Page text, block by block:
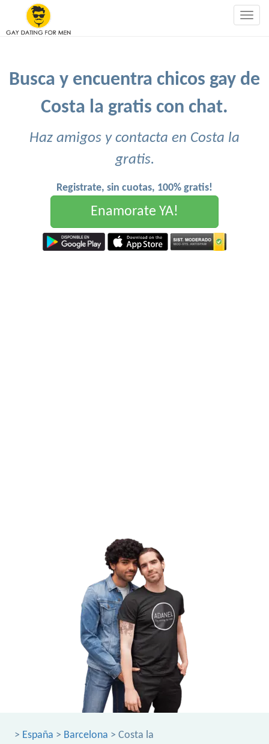
Busca y encuentra chicos gay de
Costa la gratis con chat.
Haz amigos y contacta en Costa la
gratis.
Registrate, sin cuotas, 100% gratis!
Enamorate YA!
> España > Barcelona > Costa la